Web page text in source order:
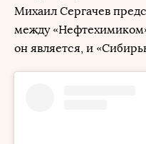
Михаил Сергачев
между
он является, и